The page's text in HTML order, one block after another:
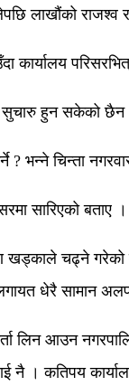
लाखौंको
सुचारु हुन सकेको छैन
? भन्ने चिन्ता
सारिएको बताए ।
खड्काले चढ्ने
धेरै सामान
लिन आउन
। कतिपय